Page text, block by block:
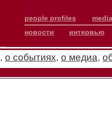
people profiles
новости
интервью
, о событиях, о медиа,